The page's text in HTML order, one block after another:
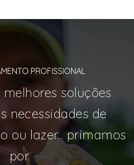
PROFISSIONAL
soluções
necessidades de
ou lazer... primamos
por